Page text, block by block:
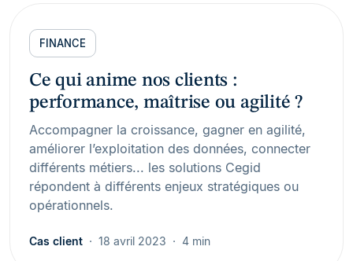
FINANCE
Ce qui anime nos clients :
performance, maîtrise ou agilité ?
Accompagner la croissance, gagner en agilité,
améliorer l’exploitation des données, connecter
différents métiers... les solutions Cegid
répondent à différents enjeux stratégiques ou
opérationnels.
Cas client 18 avril 2023 4 min